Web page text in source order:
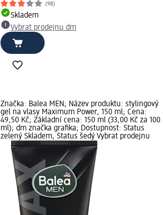
(98)
Skladem
Vybrat prodejnu dm
Značka: Balea MEN; Název produktu: stylingový
gel na vlasy Maximum Power, 150 ml; Cena:
49,50 Kč; Základní cena: 150 ml (33,00 Kč za 100
ml); dm značka grafika; Dostupnost: Status
zelený Skladem, Status šedý Vybrat prodejnu